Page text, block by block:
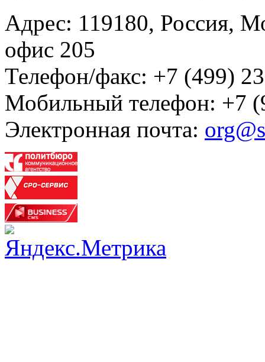
Адрес: 119180, Россия,
офис 205
Телефон/факс: +7 (499)
Мобильный телефон: +7
Электронная почта: